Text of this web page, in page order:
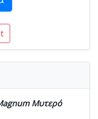
Μυτερό